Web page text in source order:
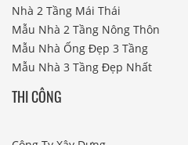
Nhà 2 Tầng Mái Thái
Mẫu Nhà 2 Tầng Nông Thôn
Mẫu Nhà Ống Đẹp 3 Tầng
Mẫu Nhà 3 Tầng Đẹp Nhất
THI CÔNG